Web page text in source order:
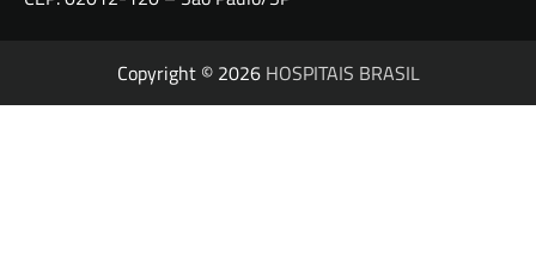
Copyright © 2026 HOSPITAIS BRASIL